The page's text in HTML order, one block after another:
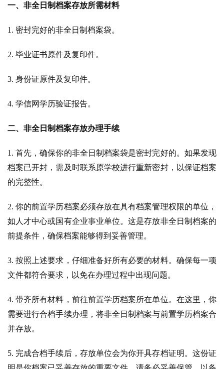
一、非全日制档案存放所需材料
1. 密封完好的非全日制档案袋。
2. 毕业证书原件及复印件。
3. 身份证原件及复印件。
4. 学信网学历验证报告。
二、非全日制档案存放办理手续
1. 首先，确保你的非全日制档案袋是密封完好的。如果发现
档案已开封，需及时联系原学校进行重新密封，以保证档案
的完整性。
2. 你的前置学历档案必须存放在具有档案管理权限的单位，
如人才中心或国有企业事业单位。这是存放非全日制档案的
前提条件，确保档案能够得到妥善管理。
3. 按照上述要求，仔细准备好所有必要的材料。确保每一项
文件都符合要求，以免在办理过程中出现问题。
4. 带齐所有材料，前往前置学历档案所在单位。在这里，你
需要进行合档手续办理，将非全日制档案与前置学历档案合
并存放。
5. 完成合档手续后，存放单位会为你开具存档证明。这份证